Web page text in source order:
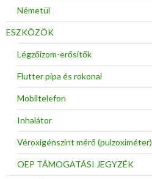
Németül
ESZKÖZÖK
Légzőizom-erősítők
Flutter pipa és rokonai
Mobiltelefon
Inhalátor
Véroxigénszint mérő (pulzoximéter)
OEP TÁMOGATÁSI JEGYZÉK